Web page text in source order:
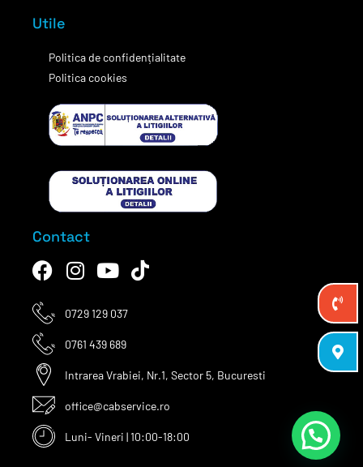
Utile
Politica de confidențialitate
Politica cookies
Contact
0729 129 037
0761 439 689
Intrarea Vrabiei, Nr.1, Sector 5, Bucuresti
office@cabservice.ro
Luni- Vineri | 10:00-18:00